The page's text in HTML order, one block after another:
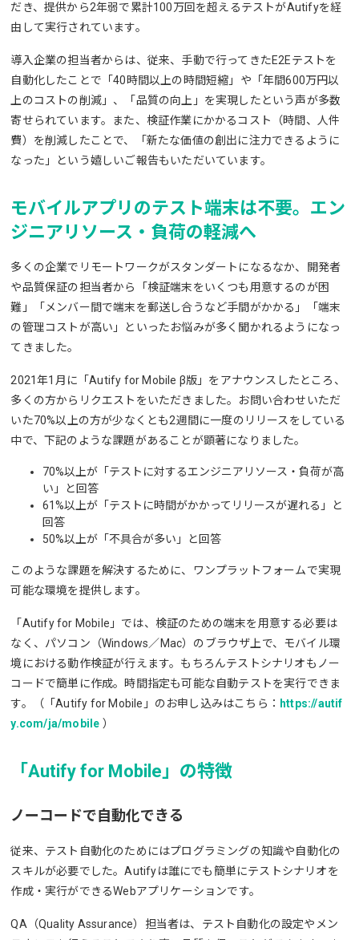
だき、提供から2年弱で累計100万回を超えるテストがAutifyを経
由して実行されています。
導入企業の担当者からは、従来、手動で行ってきたE2Eテストを
自動化したことで「40時間以上の時間短縮」や「年間600万円以
上のコストの削減」、「品質の向上」を実現したという声が多数
寄せられています。また、検証作業にかかるコスト（時間、人件
費）を削減したことで、「新たな価値の創出に注力できるように
なった」という嬉しいご報告もいただいています。
モバイルアプリのテスト端末は不要。エン
ジニアリソース・負荷の軽減へ
多くの企業でリモートワークがスタンダートになるなか、開発者
や品質保証の担当者から「検証端末をいくつも用意するのが困
難」「メンバー間で端末を郵送し合うなど手間がかかる」「端末
の管理コストが高い」といったお悩みが多く聞かれるようになっ
てきました。
2021年1月に「Autify for Mobile β版」をアナウンスしたところ、
多くの方からリクエストをいただきました。お問い合わせいただ
いた70%以上の方が少なくとも2週間に一度のリリースをしている
中で、下記のような課題があることが顕著になりました。
70%以上が「テストに対するエンジニアリソース・負荷が高
い」と回答
61%以上が「テストに時間がかかってリリースが遅れる」と
回答
50%以上が「不具合が多い」と回答
このような課題を解決するために、ワンプラットフォームで実現
可能な環境を提供します。
「Autify for Mobile」では、検証のための端末を用意する必要は
なく、パソコン（Windows／Mac）のブラウザ上で、モバイル環
境における動作検証が行えます。もちろんテストシナリオもノー
コードで簡単に作成。時間指定も可能な自動テストを実行できま
す。​（「Autify for Mobile」のお申し込みはこちら： https://autif
y.com/ja/mobile ）
「Autify for Mobile」の特徴
ノーコードで自動化できる
従来、テスト自動化のためにはプログラミングの知識や自動化の
スキルが必要でした。Autifyは誰にでも簡単にテストシナリオを
作成・実行ができるWebアプリケーションです。
QA（Quality Assurance）担当者は、テスト自動化の設定やメン